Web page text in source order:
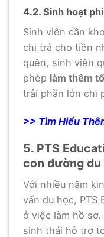
4.2. Sinh hoạt phí
Sinh viên cần
chi trả cho tiền
quên, sinh viên
phép làm thêm
trải phần lớn chi
>> Tìm Hiểu
5. PTS
con đường du
Với nhiều năm
vấn du học, PTS
ở việc làm hồ
sinh thái hỗ trợ